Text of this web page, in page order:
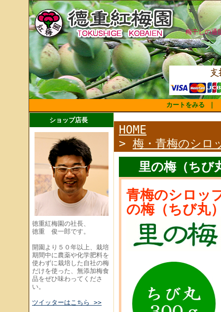
梅干しの通
カートをみる
ショップ店長
徳重紅梅園の社長、
徳重 俊一郎です。
開園より５０年以上、栽培
期間中に農薬や化学肥料を
使わずに栽培した自社の梅
だけを使った、無添加梅食
品をぜひ味わってくださ
い。
ツイッターはこちら >>
HOME
> 梅・青梅のシロ
里の梅（ち
青梅のシロッ
の梅（ちび丸